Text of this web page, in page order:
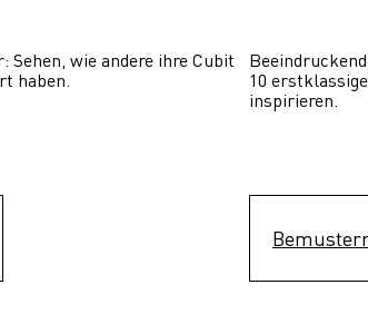
Sehen, wie andere ihre Cubit
haben.
10
inspirieren.